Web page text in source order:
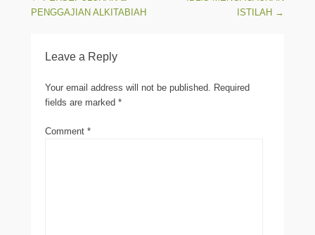
PENGGAJIAN ALKITABIAH
ISTILAH →
Leave a Reply
Your email address will not be published. Required
fields are marked *
Comment *